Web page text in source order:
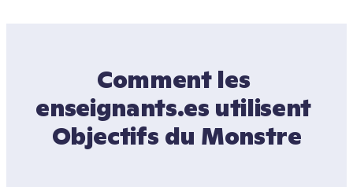
Comment les
enseignants.es utilisent
Objectifs du Monstre